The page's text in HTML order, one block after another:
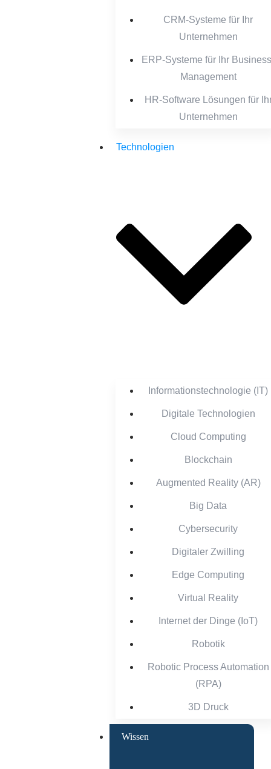
CRM-Systeme für Ihr
Unternehmen
ERP-Systeme für Ihr
Management
HR-Software Lösungen für
Unternehmen
Technologien
Informationstechnologie (IT)
Digitale Technologien
Cloud Computing
Blockchain
Augmented Reality (AR)
Big Data
Cybersecurity
Digitaler Zwilling
Edge Computing
Virtual Reality
Internet der Dinge (IoT)
Robotik
Robotic Process Automation
(RPA)
3D Druck
Wissen